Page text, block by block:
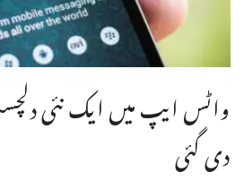
واٹس ایپ میں ایک نئی
دی گئی